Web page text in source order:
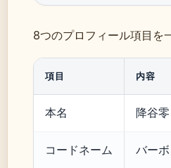
8つのプロフィール項目を
項目 内容
本名 降谷零
コードネーム バー